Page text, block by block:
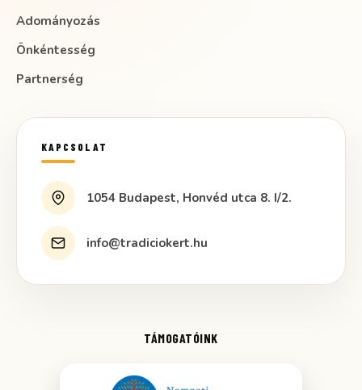
Adományozás
Önkéntesség
Partnerség
KAPCSOLAT
1054 Budapest, Honvéd utca 8. I/2.
info@tradiciokert.hu
TÁMOGATÓINK